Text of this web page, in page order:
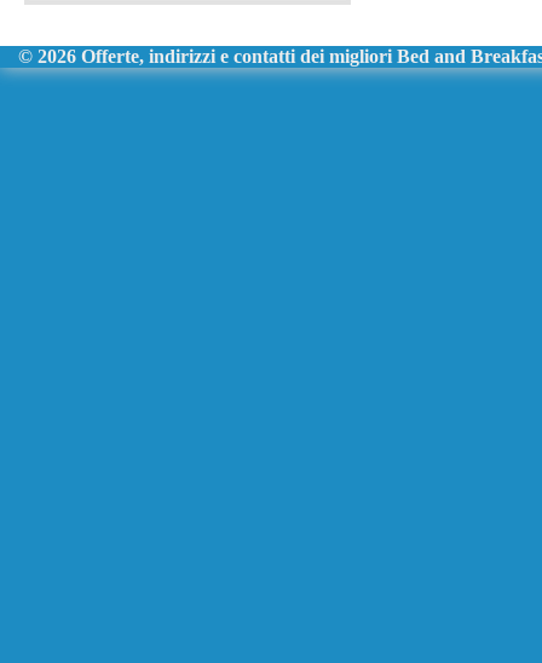
© 2026 Offerte, indirizzi e contatti dei migliori Bed and